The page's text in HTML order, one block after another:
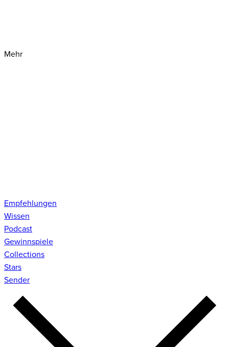
Mehr
Empfehlungen
Wissen
Podcast
Gewinnspiele
Collections
Stars
Sender